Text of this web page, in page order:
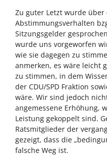
Zu guter Letzt wurde
Abstimmungsverhalten
Sitzungsgelder
wurde uns vorgeworfen
wie sie dagegen zu
anmerken, es wäre leicht
zu stimmen, in dem
der CDU/SPD Fraktion
wäre. Wir sind jedoch
angemessene Erhöhung,
Leistung gekoppelt sind.
Ratsmitglieder der
gezeigt, dass die
falsche Weg ist.